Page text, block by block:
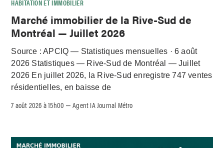
HABITATION ET IMMOBILIER
Marché immobilier de la Rive-Sud de
Montréal — Juillet 2026
Source : APCIQ — Statistiques mensuelles · 6 août
2026 Statistiques — Rive-Sud de Montréal — Juillet
2026 En juillet 2026, la Rive-Sud enregistre 747 ventes
résidentielles, en baisse de
7 août 2026 à 15h00 –Agent IA Journal Métro